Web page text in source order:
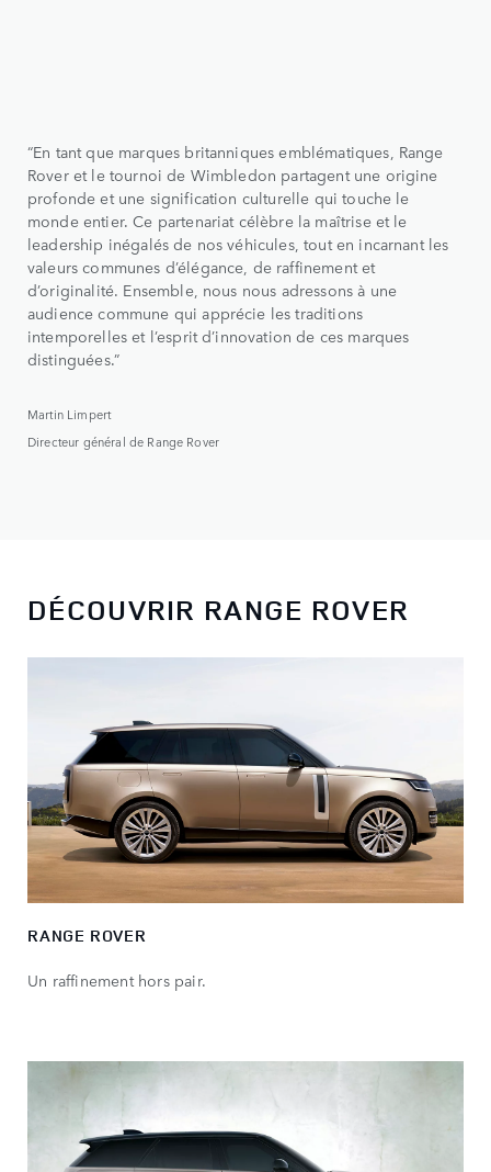
“En tant que marques britanniques emblématiques, Range
Rover et le tournoi de Wimbledon partagent une origine
profonde et une signification culturelle qui touche le
monde entier. Ce partenariat célèbre la maîtrise et le
leadership inégalés de nos véhicules, tout en incarnant les
valeurs communes d’élégance, de raffinement et
d’originalité. Ensemble, nous nous adressons à une
audience commune qui apprécie les traditions
intemporelles et l’esprit d’innovation de ces marques
distinguées.”
Martin Limpert
Directeur général de Range Rover
DÉCOUVRIR RANGE ROVER
RANGE ROVER
Un raffinement hors pair.